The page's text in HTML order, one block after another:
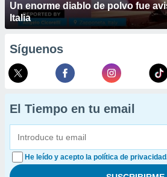
Un enorme diablo de polvo fue
Italia
Síguenos
El Tiempo en tu email
He leído y acepto la política de